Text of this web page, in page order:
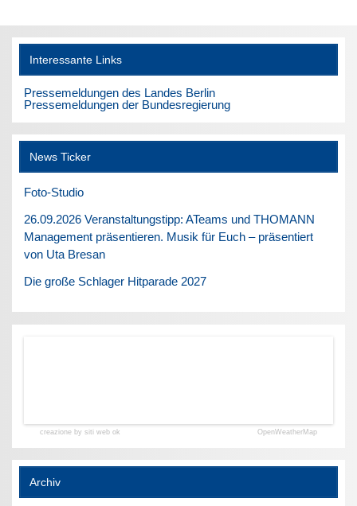
Interessante Links
Pressemeldungen des Landes Berlin
Pressemeldungen der Bundesregierung
News Ticker
Foto-Studio
26.09.2026 Veranstaltungstipp: ATeams und THOMANN
Management präsentieren. Musik für Euch – präsentiert
von Uta Bresan
Die große Schlager Hitparade 2027
creazione by siti web ok OpenWeatherMap
Archiv